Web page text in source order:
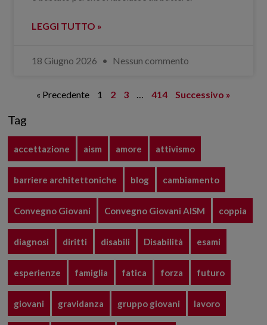
LEGGI TUTTO »
18 Giugno 2026 Nessun commento
« Precedente 1 2 3 … 414 Successivo »
Tag
accettazione aism amore attivismo
barriere architettoniche blog cambiamento
Convegno Giovani Convegno Giovani AISM coppia
diagnosi diritti disabili Disabilità esami
esperienze famiglia fatica forza futuro
giovani gravidanza gruppo giovani lavoro